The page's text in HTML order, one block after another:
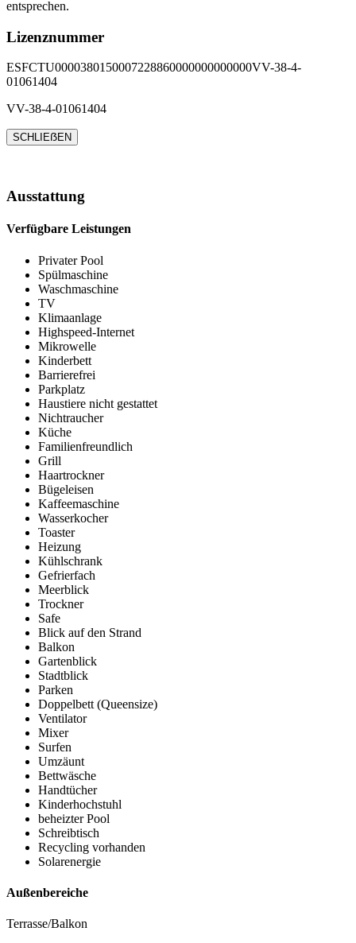
entsprechen.
Lizenznummer
ESFCTU0000380150007228860000000000000VV-38-4-
01061404
VV-38-4-01061404
SCHLIEẞEN
Ausstattung
Verfügbare Leistungen
Privater Pool
Spülmaschine
Waschmaschine
TV
Klimaanlage
Highspeed-Internet
Mikrowelle
Kinderbett
Barrierefrei
Parkplatz
Haustiere nicht gestattet
Nichtraucher
Küche
Familienfreundlich
Grill
Haartrockner
Bügeleisen
Kaffeemaschine
Wasserkocher
Toaster
Heizung
Kühlschrank
Gefrierfach
Meerblick
Trockner
Safe
Blick auf den Strand
Balkon
Gartenblick
Stadtblick
Parken
Doppelbett (Queensize)
Ventilator
Mixer
Surfen
Umzäunt
Bettwäsche
Handtücher
Kinderhochstuhl
beheizter Pool
Schreibtisch
Recycling vorhanden
Solarenergie
Außenbereiche
Terrasse/Balkon